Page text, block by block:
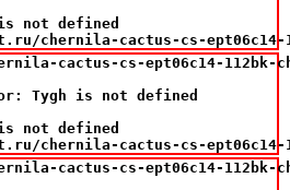
not defined
chernila-cactus-cs-
cactus-cs-ept06c14-112bk-
Tygh is not defined
not defined
chernila-cactus-cs-
cactus-cs-ept06c14-112bk-